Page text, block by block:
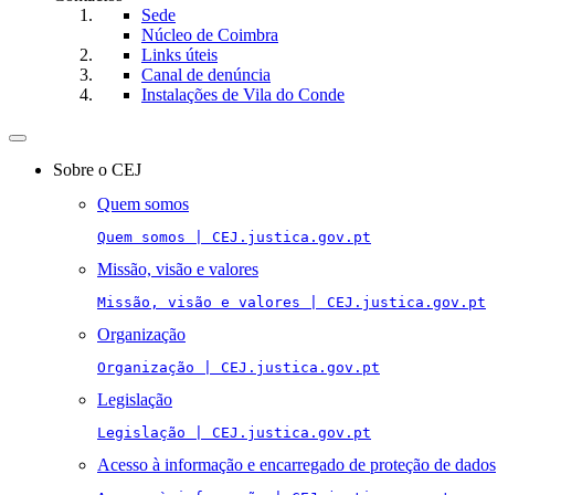
Sede
Núcleo de Coimbra
Links úteis
Canal de denúncia
Instalações de Vila do Conde
Toggle
navigationSobre o CEJ
Quem somos
Quem somos | CEJ.justica.gov.pt
Missão, visão e valores
Missão, visão e valores | CEJ.justica.gov.pt
Organização
Organização | CEJ.justica.gov.pt
Legislação
Legislação | CEJ.justica.gov.pt
Acesso à informação e encarregado de proteção de dados